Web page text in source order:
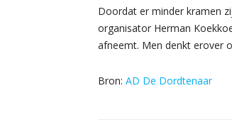
Doordat er minder kramen
organisator Herman
afneemt. Men denkt erover
Bron: AD De Dordtenaar